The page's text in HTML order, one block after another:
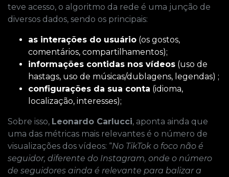
teve acesso, o algoritmo da rede é uma junção de
diversos dados, sendo os principais:
as interações do usuário (os gostos,
comentários, compartilhamentos);
informações contidas nos vídeos (uso de
hastags, uso de músicas/dublagens, legendas) ;
configurações da sua conta (idioma,
localização, interesses);
Sobre isso, Leonardo Carlucci, aponta ainda que
uma das métricas mais relevantes é o número de
visualizações dos vídeos: “No TikTok o foco não é
seguidor, diferente do Instagram, onde o número
de seguidores ainda é relevante para balizar a